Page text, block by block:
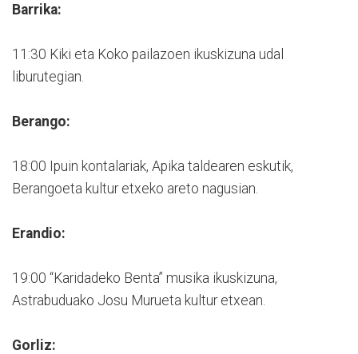
Barrika:
11:30 Kiki eta Koko pailazoen ikuskizuna udal
liburutegian.
Berango:
18:00 Ipuin kontalariak, Apika taldearen eskutik,
Berangoeta kultur etxeko areto nagusian.
Erandio:
19:00 “Karidadeko Benta” musika ikuskizuna,
Astrabuduako Josu Murueta kultur etxean.
Gorliz: